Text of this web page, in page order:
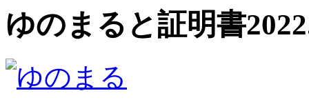
ゆのまると証明書